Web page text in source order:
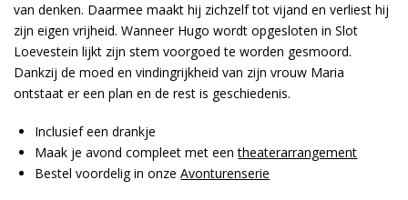
van denken. Daarmee maakt hij zichzelf tot vijand en verliest hij
zijn eigen vrijheid. Wanneer Hugo wordt opgesloten in Slot
Loevestein lijkt zijn stem voorgoed te worden gesmoord.
Dankzij de moed en vindingrijkheid van zijn vrouw Maria
ontstaat er een plan en de rest is geschiedenis.
Inclusief een drankje
Maak je avond compleet met eentheaterarrangement
Bestel voordelig in onzeAvonturenserie